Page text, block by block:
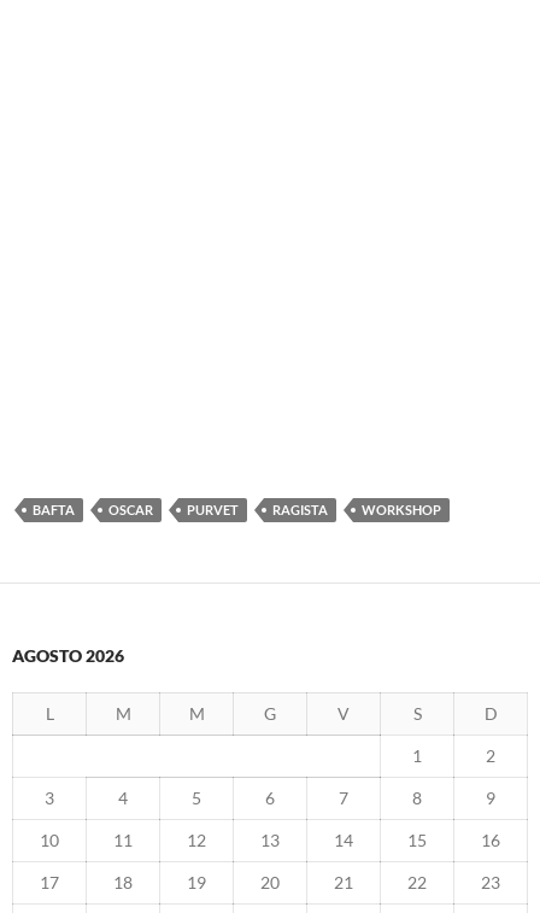
BAFTA OSCAR PURVET RAGISTA WORKSHOP
AGOSTO 2026
L M M G V S D
1 2
3 4 5 6 7 8 9
10 11 12 13 14 15 16
17 18 19 20 21 22 23